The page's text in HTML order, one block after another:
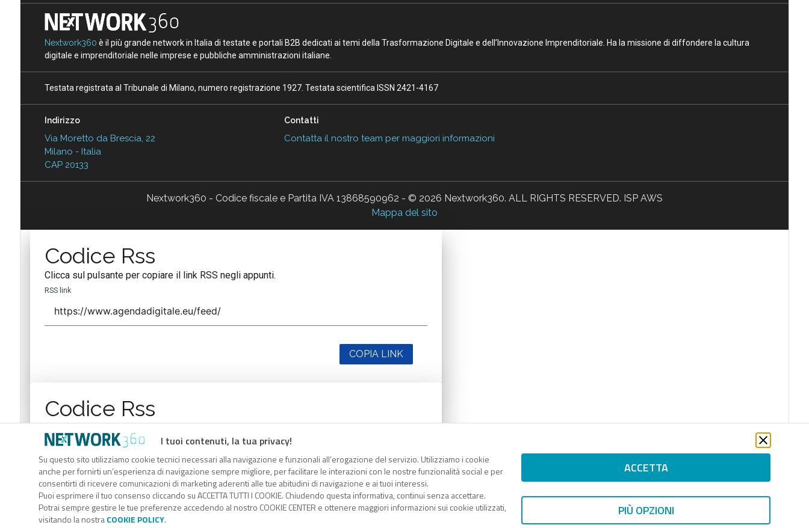
I tuoi contenuti, la tua privacy!
Su questo sito utilizziamo cookie tecnici necessari alla navigazione e funzionali all’erogazione del servizio. Utilizziamo i cookie
anche per fornirti un’esperienza di navigazione sempre migliore, per facilitare le interazioni con le nostre funzionalità social e per
consentirti di ricevere comunicazioni di marketing aderenti alle tue abitudini di navigazione e ai tuoi interessi.
Puoi esprimere il tuo consenso cliccando su ACCETTA TUTTI I COOKIE. Chiudendo questa informativa, continui senza accettare.
Potrai sempre gestire le tue preferenze accedendo al nostro COOKIE CENTER e ottenere maggiori informazioni sui cookie utilizzati,
visitando la nostraCOOKIE POLICY.
ACCETTA
PIÙ OPZIONI
Nextwork360 è il più grande network in Italia di testate e portali B2B dedicati ai temi della Trasformazione Digitale e dell’Innovazione Imprenditoriale. Ha la missione di diffondere la cultura
digitale e imprenditoriale nelle imprese e pubbliche amministrazioni italiane.
Testata registrata al Tribunale di Milano, numero registrazione 1927. Testata scientifica ISSN 2421-4167
Indirizzo
Via Moretto da Brescia, 22
Milano - Italia
CAP 20133
Contatti
Contatta il nostro team per maggiori informazioni
Nextwork360 - Codice fiscale e Partita IVA 13868590962 - © 2026 Nextwork360. ALL RIGHTS RESERVED. ISP AWS
Mappa del sito
Codice Rss
Clicca sul pulsante per copiare il link RSS negli appunti.
RSS link
COPIA LINK
Codice Rss
RSS link
COPIA LINK